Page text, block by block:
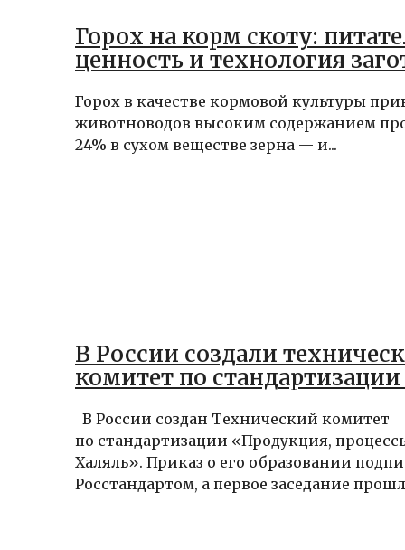
Горох на корм скоту:
ценность и технология
Горох в качестве кормовой культуры
животноводов высоким содержанием
24% в сухом веществе зерна — и...
В России создали
комитет по
В России создан Технический комитет
по стандартизации «Продукция,
Халяль». Приказ о его образовании
Росстандартом, а первое заседание